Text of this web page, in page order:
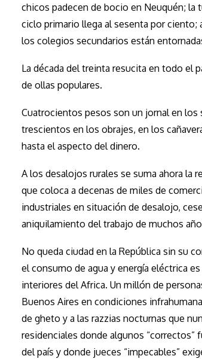
chicos padecen de bocio en Neuquén; la
ciclo primario llega al sesenta por ciento;
los colegios secundarios están
La década del treinta resucita en todo el
de ollas populares.
Cuatrocientos pesos son un jornal en los
trescientos en los obrajes, en los
hasta el aspecto del dinero.
A los desalojos rurales se suma ahora la
que coloca a decenas de miles de
industriales en situación de desalojo,
aniquilamiento del trabajo de muchos
No queda ciudad en la República sin su
el consumo de agua y energía eléctrica
interiores del Africa. Un millón de
Buenos Aires en condiciones
de gheto y a las razzias nocturnas que
residenciales donde algunos “correctos”
del país y donde jueces “impecables”